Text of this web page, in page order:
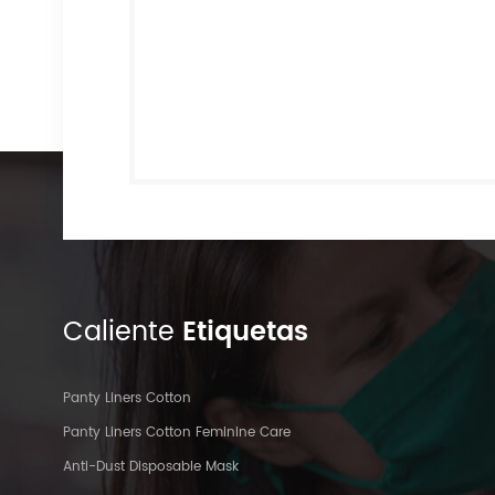
Caliente Etiquetas
Panty Liners Cotton
Panty Liners Cotton Feminine Care
Anti-Dust Disposable Mask